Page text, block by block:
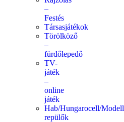
–
Festés
Társasjátékok
Törölköző
–
fürdőlepedő
TV-
játék
–
online
játék
Hab/Hungarocell/Modell
repülők